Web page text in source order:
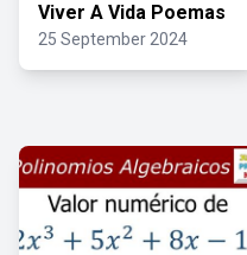
Viver A Vida Poemas
25 September 2024